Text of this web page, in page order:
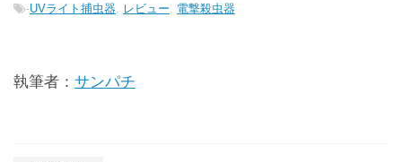
-UVライト捕虫器 レビュー 電撃殺虫器
執筆者： サンパチ